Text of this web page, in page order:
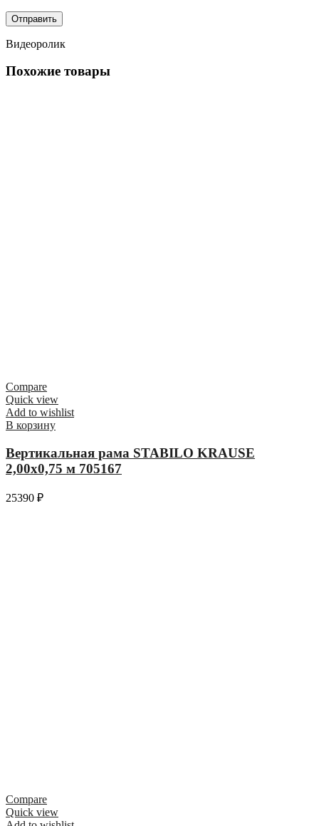
Видеоролик
Похожие товары
Compare
Quick view
Add to wishlist
В корзину
Вертикальная рама STABILO KRAUSE
2,00х0,75 м 705167
25390 ₽
Compare
Quick view